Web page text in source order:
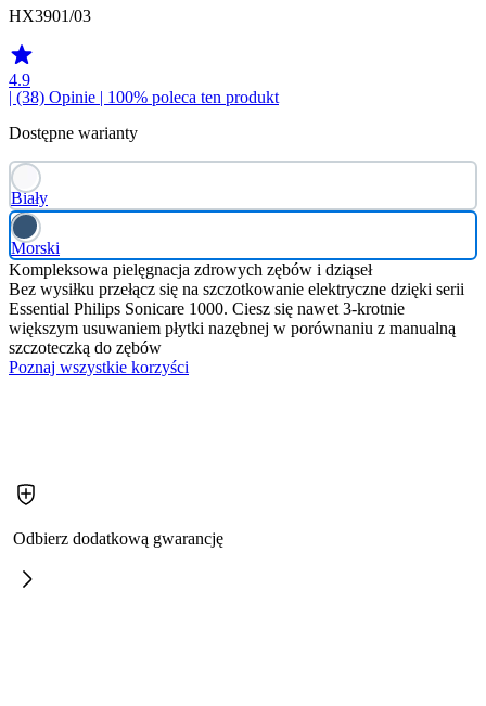
HX3901/03
4.9
| (38) Opinie | 100% poleca ten produkt
Dostępne warianty
Biały
Morski
Kompleksowa pielęgnacja zdrowych zębów i dziąseł
Bez wysiłku przełącz się na szczotkowanie elektryczne dzięki serii
Essential Philips Sonicare 1000. Ciesz się nawet 3-krotnie
większym usuwaniem płytki nazębnej w porównaniu z manualną
szczoteczką do zębów
Poznaj wszystkie korzyści
Odbierz dodatkową gwarancję